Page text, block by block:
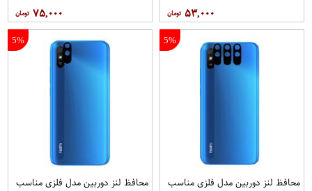
۵۳,۰۰۰ ۷۵,۰۰۰
5%
محافظ لنز دوربین مدل فلزی مناسب
5%
محافظ لنز دوربین مدل فلزی مناسب